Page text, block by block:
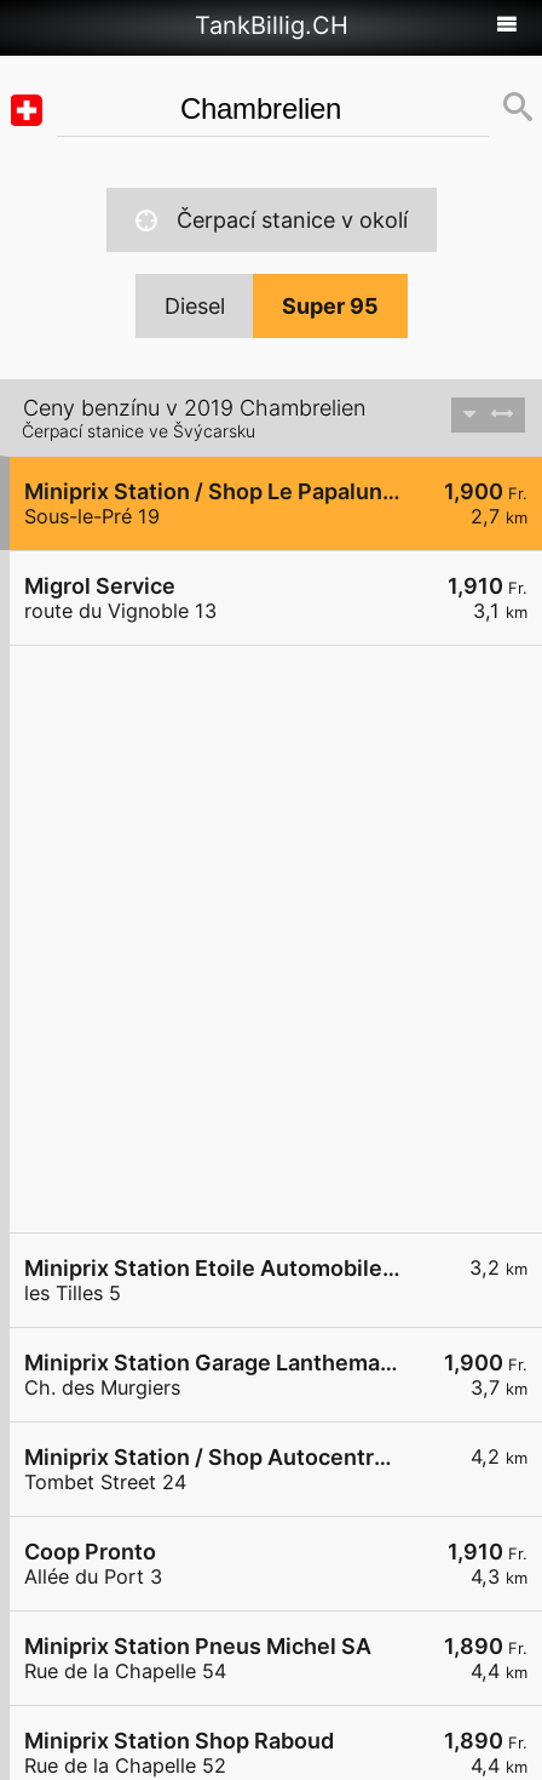
TankBillig.CH
Čerpací stanice v okolí
Diesel Super 95
Ceny benzínu v 2019 Chambrelien
Čerpací stanice ve Švýcarsku
1,900 Fr.
2,7 km
Miniprix Station / Shop Le Papaluna Shop
Sous-le-Pré 19
1,910 Fr.
3,1 km
Migrol Service
route du Vignoble 13
3,2 km
Miniprix Station Etoile Automobile SA
les Tilles 5
1,900 Fr.
3,7 km
Miniprix Station Garage Lanthemann
Ch. des Murgiers
4,2 km
Miniprix Station / Shop Autocentre Peseux SA
Tombet Street 24
1,910 Fr.
4,3 km
Coop Pronto
Allée du Port 3
1,890 Fr.
4,4 km
Miniprix Station Pneus Michel SA
Rue de la Chapelle 54
1,890 Fr.
4,4 km
Miniprix Station Shop Raboud
Rue de la Chapelle 52